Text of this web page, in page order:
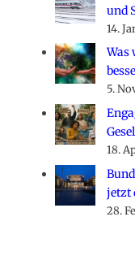
und
14.
Was
5.
18.
jetzt
28.